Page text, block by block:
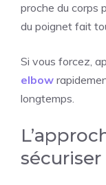
proche du corps
du poignet fait
Si vous forcez,
elbow
longtemps.